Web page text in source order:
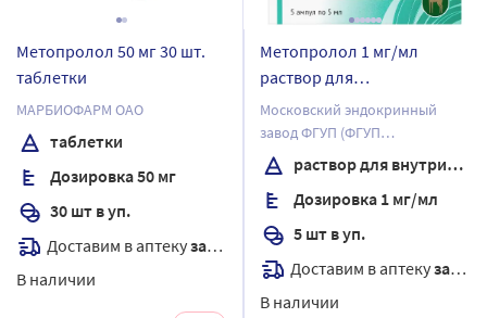
Метопролол 50 мг 30 шт.
таблетки
МАРБИОФАРМ ОАО
таблетки
Дозировка 50 мг
30 шт в уп.
Доставим в аптекузавтра
В наличии
Метопролол 1 мг/мл
раствор для
внутривенного введения 5
мл ампулы 5 шт.
Московский эндокринный
завод ФГУП (ФГУП
"ЭНДОФАРМ")
раствор для внутривенного введения
Дозировка 1 мг/мл
5 шт в уп.
Доставим в аптекузавтра
В наличии